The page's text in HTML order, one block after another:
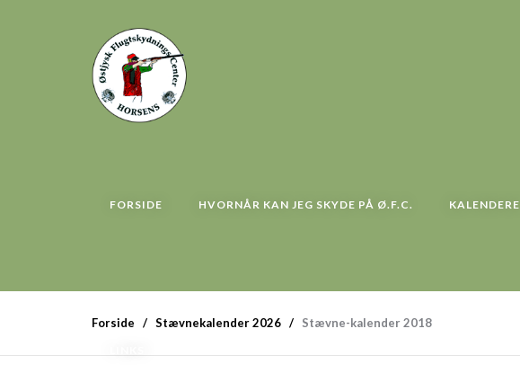
FORSIDE HVORNÅR KAN JEG SKYDE PÅ Ø.F.C. KALENDERE
Forside Stævnekalender 2026 Stævne-kalender 2018